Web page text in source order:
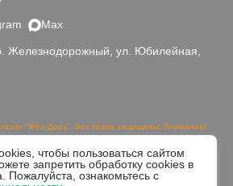
Max
Железнодорожный, ул. Юбилейная,
"Жел-Дорз". Все права защищены. Внимание!
положениями части 2 статьи 437 ГК РФ.
отличаться от изображений на сайте в связи с
устройств для просмотра.
чтобы пользоваться сайтом
запретить обработку cookies в
Пожалуйста, ознакомьтесь с